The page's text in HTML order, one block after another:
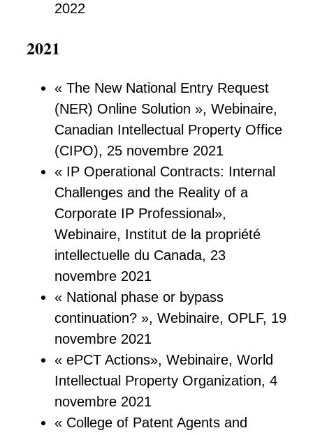
2022
2021
« The New National Entry Request
(NER) Online Solution », Webinaire,
Canadian Intellectual Property Office
(CIPO), 25 novembre 2021
« IP Operational Contracts: Internal
Challenges and the Reality of a
Corporate IP Professional»,
Webinaire, Institut de la propriété
intellectuelle du Canada, 23
novembre 2021
« National phase or bypass
continuation? », Webinaire, OPLF, 19
novembre 2021
« ePCT Actions», Webinaire, World
Intellectual Property Organization, 4
novembre 2021
« College of Patent Agents and